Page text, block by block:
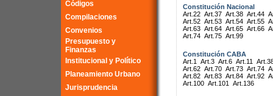
Códigos
Compilaciones
Convenios
Presupuesto y
Finanzas
Institucional y Político
Planeamiento Urbano
Jurisprudencia
Constitución Nacional
Art.22 Art.37 Art.38 Art.44
Art.52 Art.53 Art.54 Art.55
Art.63 Art.64 Art.65 Art.66
Art.74 Art.75 Art.99
Constitución CABA
Art.1
Art.3 Art.6 Art.11
Art.62 Art.70 Art.73 Art.74
Art.82 Art.83 Art.84 Art.92
Art.100 Art.101 Art.136